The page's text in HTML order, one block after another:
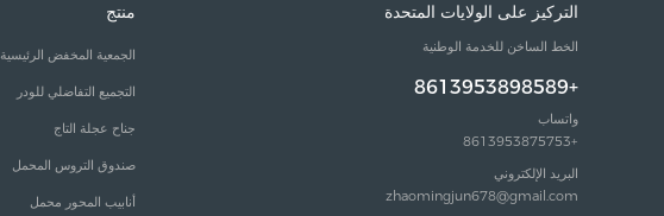
منتج
الجمعية المخفض الرئيسية
التجميع التفاضلي للودر
جناح عجلة التاج
صندوق التروس المحمل
أنابيب المحور محمل
التركيز على الولايات المتحدة
الخط الساخن للخدمة الوطنية
+8613953898589
واتساب
+8613953875753
البريد الإلكتروني
zhaomingjun678@gmail.com